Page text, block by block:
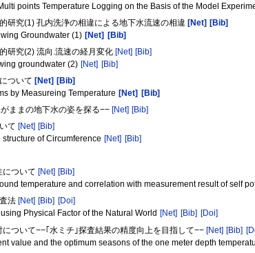
points Temperature Logging on the Basis of the Model
研究(1) 孔内洗浄の相違による地下水流速の相違 [Net] [Bib]
Groundwater (1) [Net]
[Bib]
研究(2) 流向.流速の経月変化 [Net] [Bib]
groundwater (2) [Net] [Bib]
ついて [Net] [Bib]
by Measureing Temperature [Net]
[Bib]
ままの地下水の姿を探る−− [Net] [Bib]
て [Net] [Bib]
of Circumference [Net] [Bib]
について [Net] [Bib]
temperature and correlation with measurement result of self
法 [Net] [Bib] [Doi]
Physical Factor of the Natural World [Net] [Bib] [Doi]
ついて−−｢水ミチ｣探査結果の精度向上を目指して−−[Net] [Bib]
value and the optimum seasons of the one meter depth